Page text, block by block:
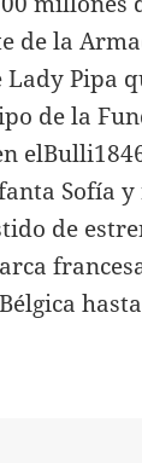
de la
Pipa
de la
Sofía
de